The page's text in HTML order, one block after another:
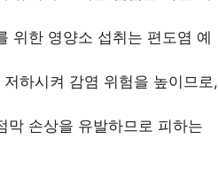
위한 영양소 섭취는 편도염 예
하시켜 감염 위험을 높이므로,
막 손상을 유발하므로 피하는